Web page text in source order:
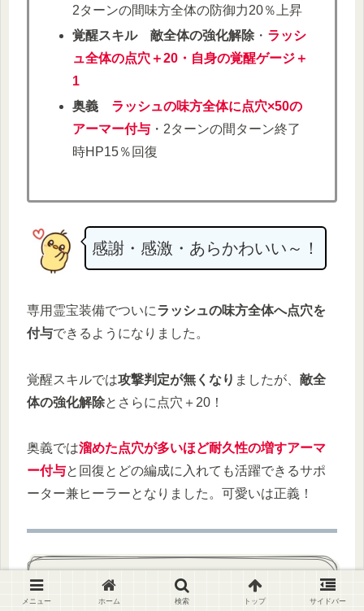
2ターンの間味方全体の防御力20％上昇
覚醒スキル
敵全体の強化解除 ・ ラッシ
ュ全体の点穴＋20・自身の覚醒ゲージ＋
1
奥義
ラッシュの味方全体に点穴×50の
アーマー付与 ・2ターンの間ターン終了
時HP15％回復
感謝・感激・あらかわいい～！
専用霊宝装備でついにラッシュの味方全体へ点穴を
付与できるようになりました。
覚醒スキルでは攻撃判定が無くなり ましたが、 敵全
体の強化解除とさらに点穴＋20！
奥義では溜めた点穴が多いほど耐久性の増すアーマ
ー付与と回復とどの編成に入れても活躍できるサポ
ーター兼ヒーラーとなりました。可愛いは正義！
おすすめガチャ産点穴キャラ
メニュー ホーム 検索 トップ サイドバー